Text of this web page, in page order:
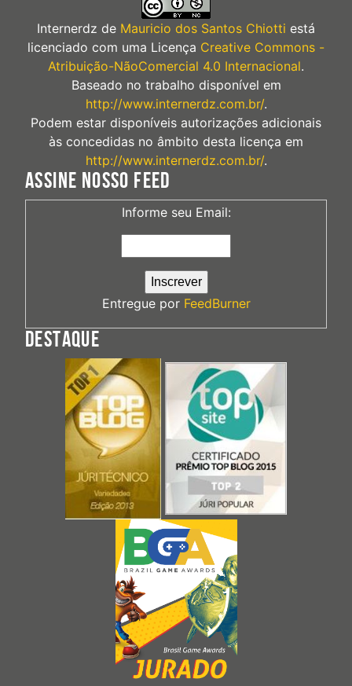
Internerdz de Mauricio dos Santos Chiotti está
licenciado com uma Licença Creative Commons -
Atribuição-NãoComercial 4.0 Internacional.
Baseado no trabalho disponível em
http://www.internerdz.com.br/.
Podem estar disponíveis autorizações adicionais
às concedidas no âmbito desta licença em
http://www.internerdz.com.br/.
ASSINE NOSSO FEED
Informe seu Email:
Entregue por FeedBurner
DESTAQUE